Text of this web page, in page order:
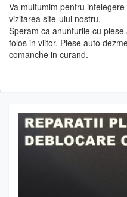
Va multumim pentru
vizitarea site-ului nostru.
Speram ca anunturile cu
folos in viitor. Piese auto
comanche in curand.